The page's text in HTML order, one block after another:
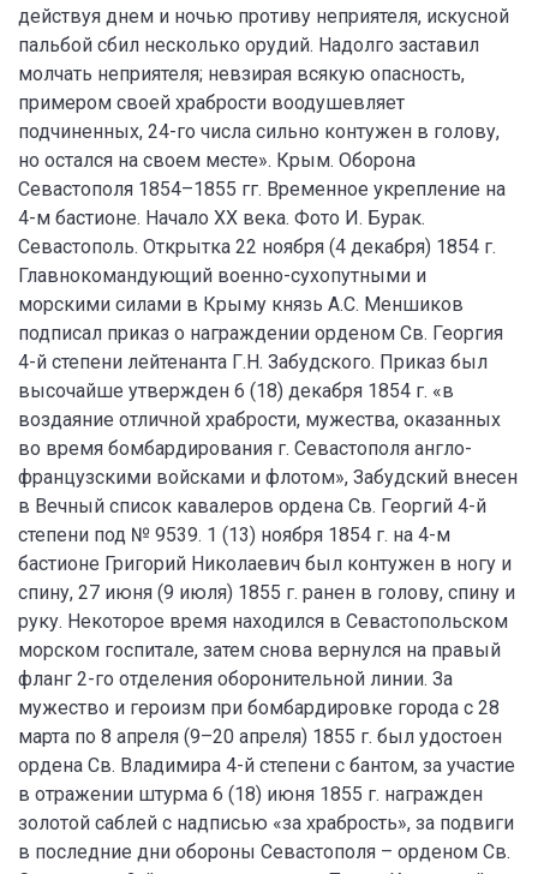
действуя днем и ночью противу неприятеля, искусной
пальбой сбил несколько орудий. Надолго заставил
молчать неприятеля; невзирая всякую опасность,
примером своей храбрости воодушевляет
подчиненных, 24-го числа сильно контужен в голову,
но остался на своем месте». Крым. Оборона
Севастополя 1854–1855 гг. Временное укрепление на
4-м бастионе. Начало XX века. Фото И. Бурак.
Севастополь. Открытка 22 ноября (4 декабря) 1854 г.
Главнокомандующий военно-сухопутными и
морскими силами в Крыму князь А.С. Меншиков
подписал приказ о награждении орденом Св. Георгия
4-й степени лейтенанта Г.Н. Забудского. Приказ был
высочайше утвержден 6 (18) декабря 1854 г. «в
воздаяние отличной храбрости, мужества, оказанных
во время бомбардирования г. Севастополя англо-
французскими войсками и флотом», Забудский внесен
в Вечный список кавалеров ордена Св. Георгий 4-й
степени под № 9539. 1 (13) ноября 1854 г. на 4-м
бастионе Григорий Николаевич был контужен в ногу и
спину, 27 июня (9 июля) 1855 г. ранен в голову, спину и
руку. Некоторое время находился в Севастопольском
морском госпитале, затем снова вернулся на правый
фланг 2-го отделения оборонительной линии. За
мужество и героизм при бомбардировке города с 28
марта по 8 апреля (9–20 апреля) 1855 г. был удостоен
ордена Св. Владимира 4-й степени с бантом, за участие
в отражении штурма 6 (18) июня 1855 г. награжден
золотой саблей с надписью «за храбрость», за подвиги
в последние дни обороны Севастополя – орденом Св.